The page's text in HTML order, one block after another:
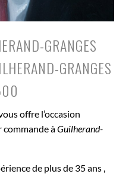
GRANGES
GRANGES
offre l’occasion
commande àGuilherand-
de plus de 35 ans ,